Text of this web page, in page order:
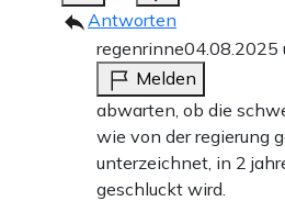
Antworten
regenrinne04.08.2025
Melden
abwarten, ob die
wie von der regierung
unterzeichnet, in 2
geschluckt wird.